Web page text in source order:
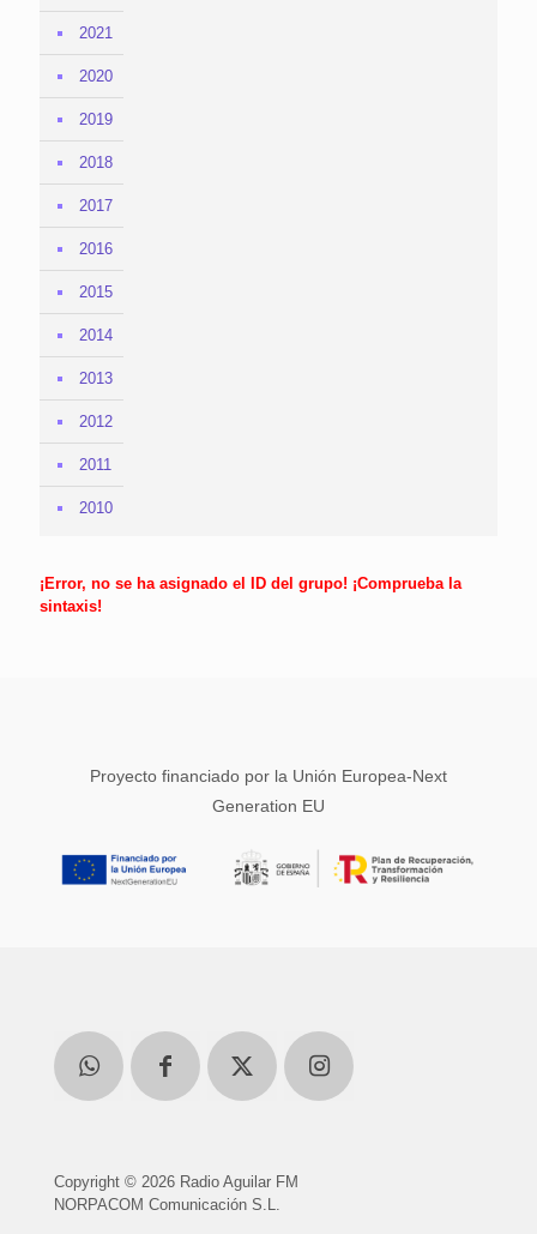
2021
2020
2019
2018
2017
2016
2015
2014
2013
2012
2011
2010
¡Error, no se ha asignado el ID del grupo! ¡Comprueba la
sintaxis!
Proyecto financiado por la Unión Europea-Next
Generation EU
Copyright © 2026 Radio Aguilar FM
NORPACOM Comunicación S.L.